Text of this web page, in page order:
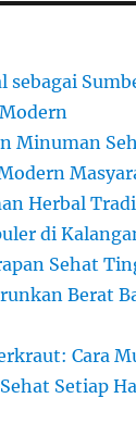
sebagai
Minuman
Herbal
di
Sehat
Berat
Cara
Setiap